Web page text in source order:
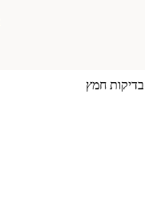
בדיקות חמץ